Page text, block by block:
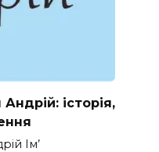
Андрій: історія,
Ім’